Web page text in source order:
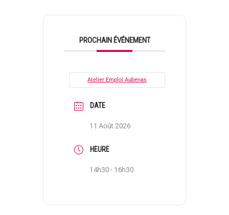
PROCHAIN ÉVÉNEMENT
Atelier Emploi Aubenas
DATE
11 Août 2026
HEURE
14h30 - 16h30